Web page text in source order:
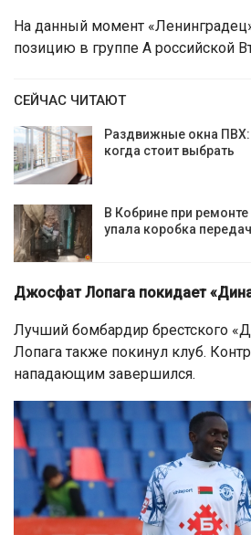
На данный момент
позицию в группе А российской
СЕЙЧАС ЧИТАЮТ
Раздвижные окна ПВХ:
когда стоит выбрать
В Кобрине при
упала коробка передач
Джосфат Лопага покидает
Лучший бомбардир брестского
Лопага также покинул клуб.
нападающим завершился.